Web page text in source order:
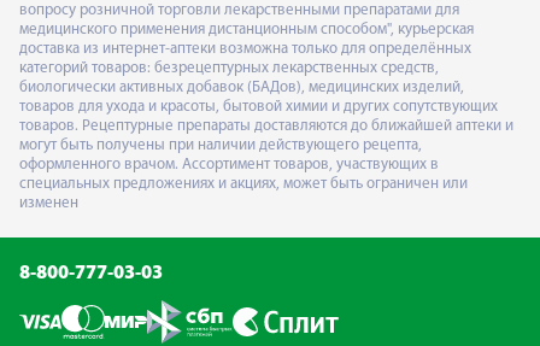
вопросу розничной торговли лекарственными препаратами для
медицинского применения дистанционным способом", курьерская
доставка из интернет-аптеки возможна только для определённых
категорий товаров: безрецептурных лекарственных средств,
биологически активных добавок (БАДов), медицинских изделий,
товаров для ухода и красоты, бытовой химии и других сопутствующих
товаров. Рецептурные препараты доставляются до ближайшей аптеки и
могут быть получены при наличии действующего рецепта,
оформленного врачом. Ассортимент товаров, участвующих в
специальных предложениях и акциях, может быть ограничен или
изменен
8-800-777-03-03